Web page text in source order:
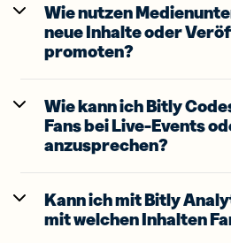
Wie nutzen
neue Inhalte oder
promoten?
Wie kann ich Bitly
Fans bei Live-Events
anzusprechen?
Kann ich mit Bitly
mit welchen Inhalten